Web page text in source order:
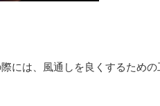
には、風通しを良くするための